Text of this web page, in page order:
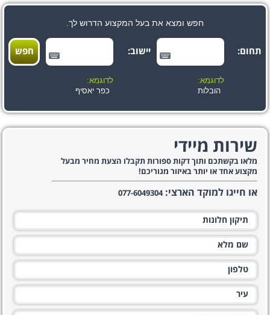
חפש ומצא את בעל המקצוע הדרוש לך.
תחום:
לדוגמא:
הובלות
יישוב:
לדוגמא:
כפר יאסיף
שירות מיידי
מלאו בקשתכם ותוך דקות ספורות תקבלו הצעת מחיר מבעל
מקצוע אחד או יותר באיזור מגוריכם!
או חייגו למוקד הארצי: 077-6049304